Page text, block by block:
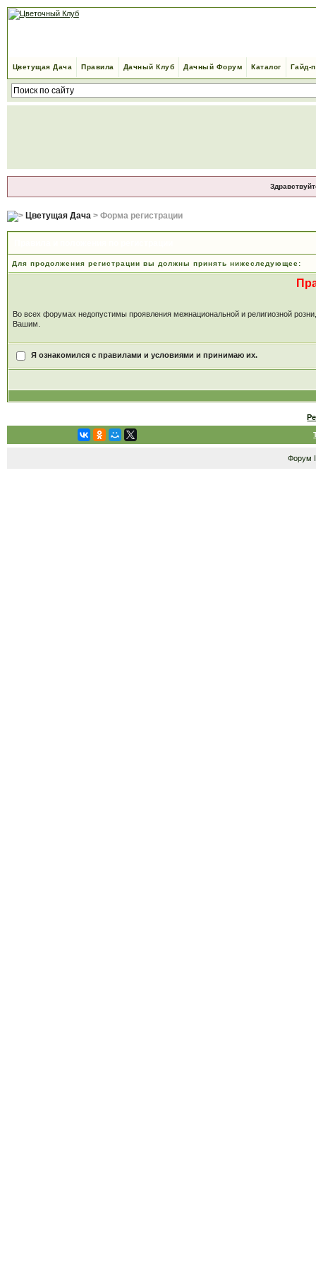
Цветущая Дача Правила Дачный Клуб Дачный Форум Каталог Гайд-
Цветущая Дача> Форма регистрации
Для продолжения регистрации вы должны принять нижеследующее:
Во всех форумах недопустимы проявления межнациональной и религиозной
Вашим.
Я ознакомился с правилами и условиями и принимаю их.
Форум